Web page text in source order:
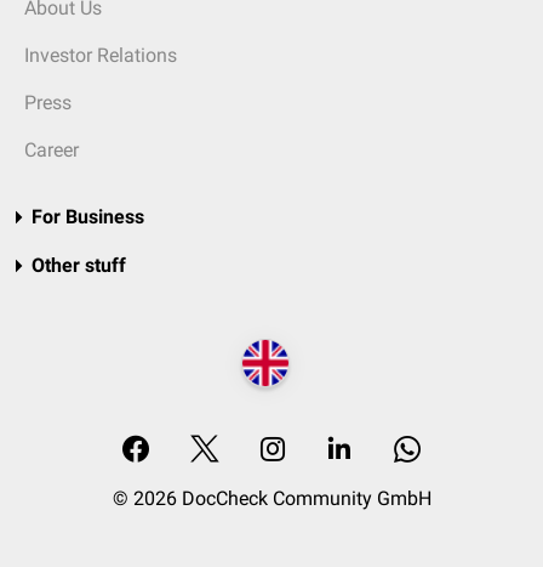
About Us
Investor Relations
Press
Career
For Business
Other stuff
© 2026 DocCheck Community GmbH